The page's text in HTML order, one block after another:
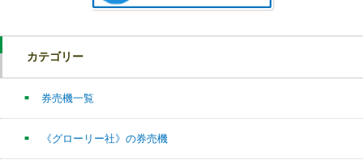
カテゴリー
券売機一覧
《グローリー社》の券売機